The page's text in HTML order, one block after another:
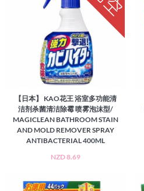
【日本】 KAO花王 浴室多功能清
洁剂杀菌清洁除霉 喷雾泡沫型/
MAGICLEAN BATHROOM STAIN
AND MOLD REMOVER SPRAY
ANTIBACTERIAL 400ML
NZD 8.69